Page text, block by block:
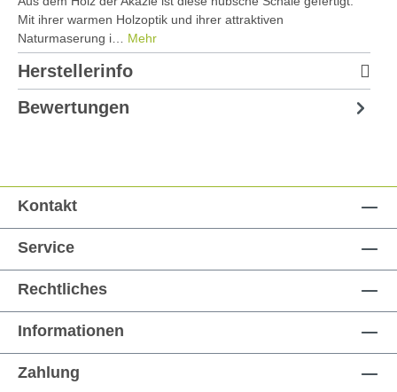
Mit ihrer warmen Holzoptik und ihrer attraktiven
Naturmaserung i… Mehr
Herstellerinfo
Bewertungen
Kontakt
Service
Rechtliches
Informationen
Zahlung